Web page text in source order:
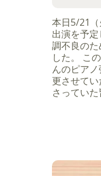
本日5/21（
出演を予
調不良の
した。 こ
んのピア
更させて
さってい